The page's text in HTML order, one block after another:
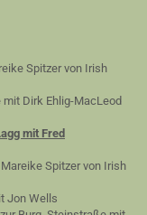
Spitzer von Irish
mit Dirk Ehlig-MacLeod
mit Fred
Spitzer von Irish
Jon Wells